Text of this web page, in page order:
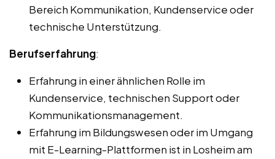
Bereich Kommunikation, Kundenservice oder
technische Unterstützung.
Berufserfahrung:
Erfahrung in einer ähnlichen Rolle im
Kundenservice, technischen Support oder
Kommunikationsmanagement.
Erfahrung im Bildungswesen oder im Umgang
mit E-Learning-Plattformen ist in Losheim am